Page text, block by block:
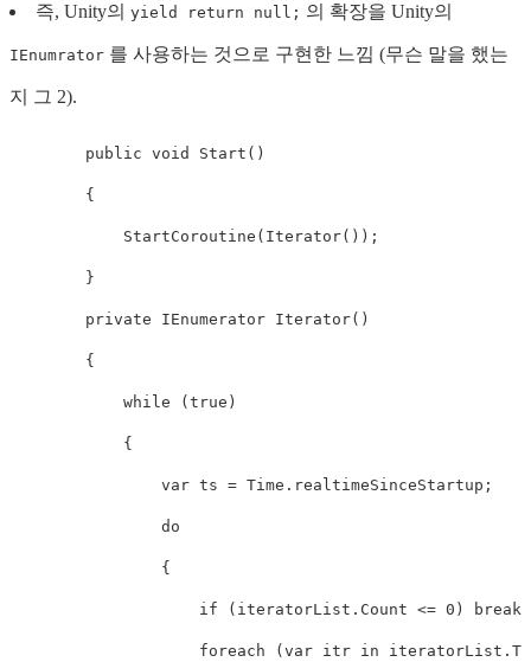
즉, Unity의 yield return null; 의 확장을 Unity의
IEnumrator 를 사용하는 것으로 구현한 느낌 (무슨 말을 했는
지 그 2).
public void Start ()
{
StartCoroutine ( Iterator());
}
private IEnumerator Iterator()
{
while ( true )
{
var ts = Time . realtimeSinceStartup ;
do
{
if ( iteratorList . Count <= 0 ) break
foreach ( var itr in iteratorList .